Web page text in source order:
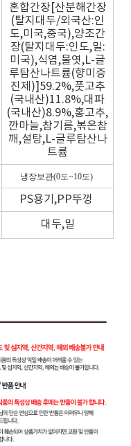
혼합간장[산분해간장
(탈지대두/외국산:인
도,미국,중국),양조간
장(탈지대두:인도,밀:
미국),식염,물엿,L-글
루탐산나트륨(향미증
진제)]59.2%,풋고추
(국내산)11.8%,대파
(국내산)8.9%,홍고추,
깐마늘,참기름,볶은참
깨,설탕,L-글루탐산나
트륨
냉장보관(0도~10도)
PS용기,PP뚜껑
대두,밀